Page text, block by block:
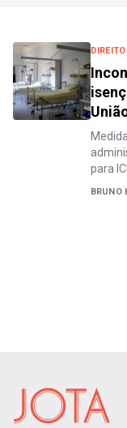
para
BRUNO